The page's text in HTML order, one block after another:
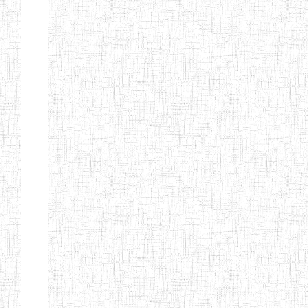
Etablissements
d'enseignement
secondaire
technique
et
professionnel
ESTP
Etablissements